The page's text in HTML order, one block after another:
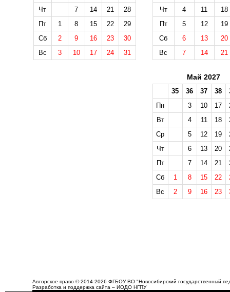
Чт
7 14 21
28
Пт
1 8 15 22
29
Сб
2 9 16 23
30
Вс
3 10 17 24 31
Чт
4 11
18
Пт
5 12
19
Сб
6 13
20
Вс
7 14 21
Май 2027
35 36 37 38
Пн
3 10 17
Вт
4 11 18
Ср
5 12 19
Чт
6 13 20
Пт
7 14 21
Сб
1 8 15 22
Вс
2 9 16 23
Авторское право © 2014-2026 ФГБОУ ВО "Новосибирский государственный
Разработка и поддержка сайта – ИОДО НГПУ